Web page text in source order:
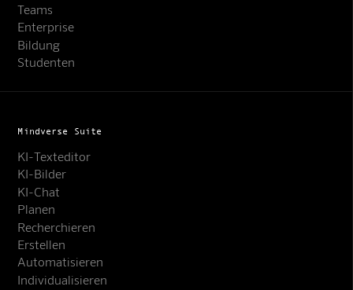
Teams
Enterprise
Bildung
Studenten
Mindverse Suite
KI-Texteditor
KI-Bilder
KI-Chat
Planen
Recherchieren
Erstellen
Automatisieren
Individualisieren